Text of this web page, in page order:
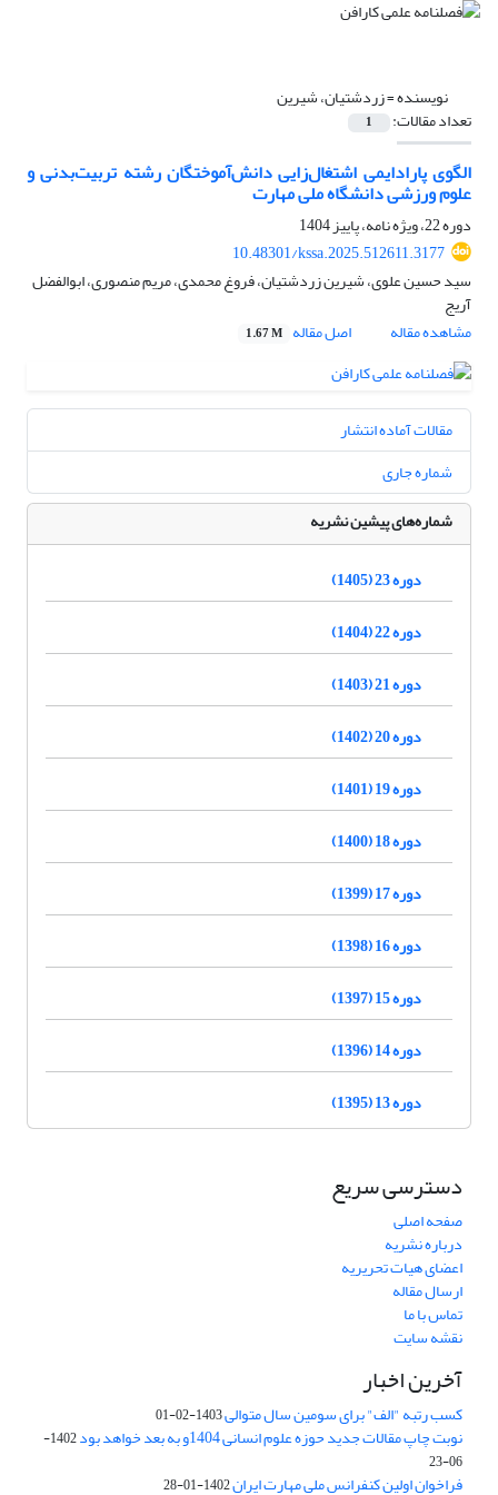
نویسنده =زردشتیان، شیرین
تعداد مقالات: 1
الگوی پارادایمی اشتغال‌زایی دانش‌آموختگان رشته تربیت‌بدنی و
علوم ‌ورزشی دانشگاه ملی مهارت
دوره 22، ویژه نامه، پاییز 1404
10.48301/kssa.2025.512611.3177
سید حسین علوی، شیرین زردشتیان، فروغ محمدی، مریم منصوری، ابوالفضل
آریج
مشاهده مقاله
اصل مقاله 1.67 M
مقالات آماده انتشار
شماره جاری
شماره‌های پیشین نشریه
دوره 23 (1405)
دوره 22 (1404)
دوره 21 (1403)
دوره 20 (1402)
دوره 19 (1401)
دوره 18 (1400)
دوره 17 (1399)
دوره 16 (1398)
دوره 15 (1397)
دوره 14 (1396)
دوره 13 (1395)
دسترسی سریع
صفحه اصلی
درباره نشریه
اعضای هیات تحریریه
ارسال مقاله
تماس با ما
نقشه سایت
آخرین اخبار
کسب رتبه "الف" برای سومین سال متوالی1403-02-01
نوبت چاپ مقالات جدید حوزه علوم انسانی 1404و به بعد خواهد بود
1402-
06-23
فراخوان اولین کنفرانس ملی مهارت ایران1402-01-28